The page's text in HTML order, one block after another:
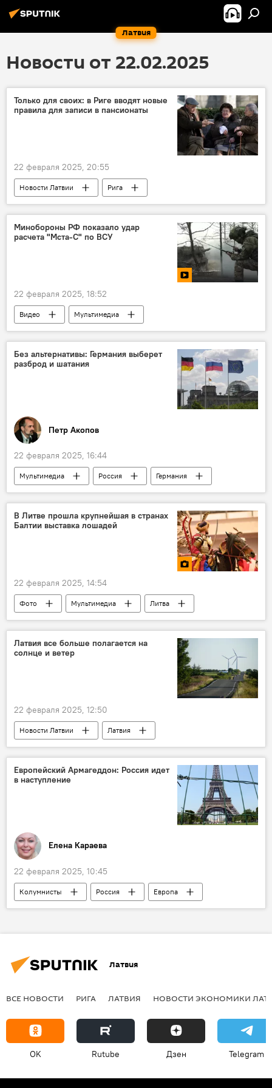
Латвия
Новости от 22.02.2025
Только для своих: в Риге вводят новые
правила для записи в пансионаты
22 февраля 2025, 20:55
Новости Латвии
Рига
пенсионный возраст
пенсионеры
Минобороны РФ показало удар
расчета "Мста-С" по ВСУ
22 февраля 2025, 18:52
Видео
Мультимедиа
Минобороны РФ
Без альтернативы: Германия выберет
разброд и шатания
Петр Акопов
22 февраля 2025, 16:44
Мультимедиа Россия
Германия
Фридрих Мерц
"Альтернатива для Германии"
В Литве прошла крупнейшая в странах
Балтии выставка лошадей
22 февраля 2025, 14:54
Фото Мультимедиа
Литва
лошади
Латвия все больше полагается на
солнце и ветер
22 февраля 2025, 12:50
Новости Латвии
Латвия
электроэнергия
ветер
Европейский Армагеддон: Россия идет
в наступление
Елена Караева
22 февраля 2025, 10:45
Колумнисты Россия Европа
Латвия
ВСЕ НОВОСТИ РИГА ЛАТВИЯ НОВОСТИ ЭКОНОМИКИ
OK Rutube Дзен Telegram